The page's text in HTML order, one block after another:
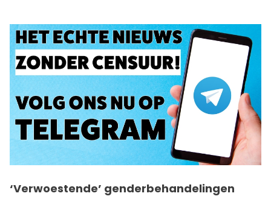
‘Verwoestende’ genderbehandelingen